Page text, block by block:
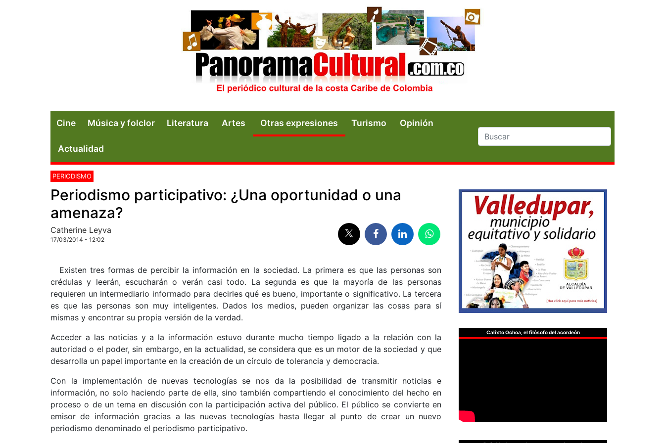
Cine Música y folclor Literatura Artes Otras expresiones Turismo Opinión
Actualidad
PERIODISMO
Periodismo participativo: ¿Una oportunidad o una
amenaza?
Catherine Leyva
17/03/2014 - 12:02
Existen tres formas de percibir la información en la sociedad. La primera es que las personas son
crédulas y leerán, escucharán o verán casi todo. La segunda es que la mayoría de las personas
requieren un intermediario informado para decirles qué es bueno, importante o significativo. La tercera
es que las personas son muy inteligentes. Dados los medios, pueden organizar las cosas para sí
mismas y encontrar su propia versión de la verdad.
Acceder a las noticias y a la información estuvo durante mucho tiempo ligado a la relación con la
autoridad o el poder, sin embargo, en la actualidad, se considera que es un motor de la sociedad y que
desarrolla un papel importante en la creación de un círculo de tolerancia y democracia.
Con la implementación de nuevas tecnologías se nos da la posibilidad de transmitir noticias e
información, no solo haciendo parte de ella, sino también compartiendo el conocimiento del hecho en
proceso o de un tema en discusión con la participación activa del público. El público se convierte en
emisor de información gracias a las nuevas tecnologías hasta llegar al punto de crear un nuevo
periodismo denominado el periodismo participativo.
Calixto Ochoa, el filósofo del acordeón